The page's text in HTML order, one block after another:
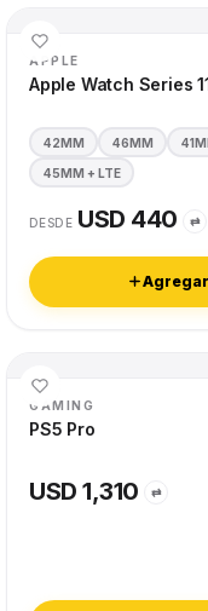
APPLE
Apple Watch Series
42MM 46MM
45MM + LTE
DESDE USD 440 ⇄
Agregar
GAMING
PS5 Pro
USD 1,310 ⇄